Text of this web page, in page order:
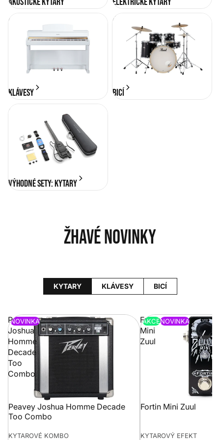
KLÁVESY
KLÁVESY
BICÍ
BICÍ
Výhodné sety: Kytary
Výhodné sety: Kytary
Žhavé novinky
KYTARY KLÁVESY BICÍ
Peavey
Joshua
Homme
Decade
Too
Combo
NOVINKA
Peavey Joshua Homme Decade
Too Combo
KYTAROVÉ KOMBO
Fortin
Mini
Zuul
AKCENOVINKA
Fortin Mini Zuul
KYTAROVÝ EFEKT